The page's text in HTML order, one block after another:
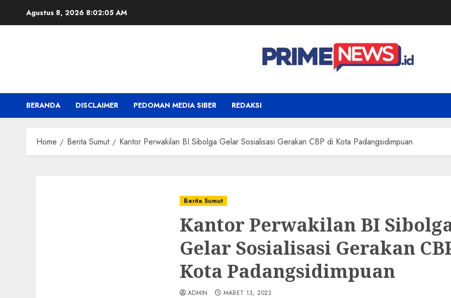
Agustus 8, 2026 8:02:07 AM
BERANDA DISCLAIMER PEDOMAN MEDIA SIBER REDAKSI
Home Berita Sumut Kantor Perwakilan BI Sibolga Gelar Sosialisasi Gerakan CBP di Kota Padangsidimpuan
Berita Sumut
Kantor Perwakilan BI
Gelar Sosialisasi Gerakan
Kota Padangsidimpuan
ADMIN MARET 13, 2023